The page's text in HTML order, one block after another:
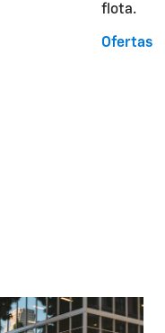
flota.
Ofertas